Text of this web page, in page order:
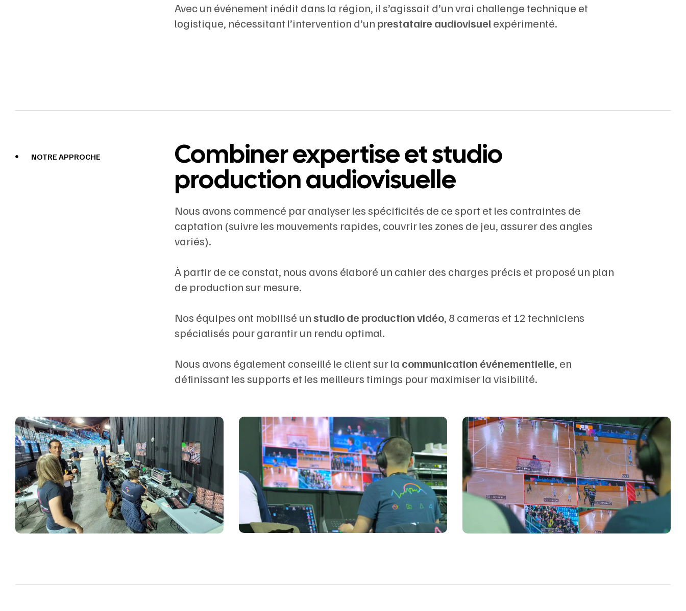
Avec un événement inédit dans la région, il s’agissait d’un vrai challenge technique et
logistique, nécessitant l’intervention d’un prestataire audiovisuel expérimenté.
NOTRE APPROCHE Combiner expertise et studio
production audiovisuelle
Nous avons commencé par analyser les spécificités de ce sport et les contraintes de
captation (suivre les mouvements rapides, couvrir les zones de jeu, assurer des angles
variés).
À partir de ce constat, nous avons élaboré un cahier des charges précis et proposé un plan
de production sur mesure.
Nos équipes ont mobilisé unstudio de production vidéo , 8 cameras et 12 techniciens
spécialisés pour garantir un rendu optimal.
Nous avons également conseillé le client sur la communication événementielle , en
définissant les supports et les meilleurs timings pour maximiser la visibilité.